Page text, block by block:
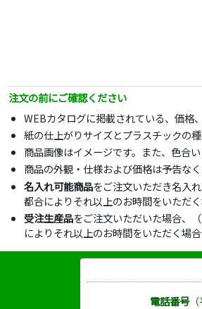
注文の前にご確認ください
WEBカタログに掲載されている、価格
紙の仕上がりサイズとプラスチックの
商品画像はイメージです。また、色合
商品の外観・仕様および価格は予告な
名入れ可能商品をご注文いただき名入
都合によりそれ以上のお時間をいただ
受注生産品をご注文いただいた場合、
によりそれ以上のお時間をいただく場
電話番号（